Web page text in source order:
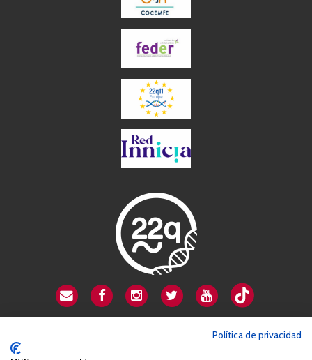
Avenida Cardenal Herrera Oria, 80B
Política de privacidad